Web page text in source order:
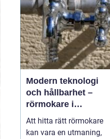
en stark bas för sågverk
som k...
Modern teknologi
och hållbarhet –
rörmokare i
Jämtland
Att hitta rätt rörmokare
kan vara en utmaning,